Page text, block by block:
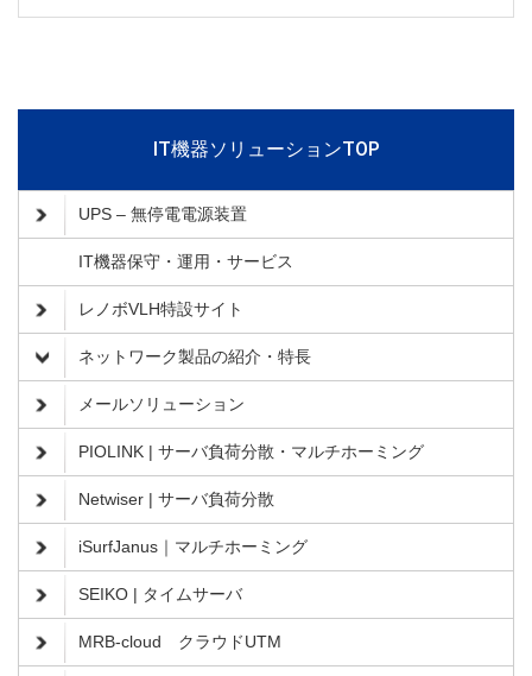
IT機器ソリューションTOP
UPS – 無停電電源装置
IT機器保守・運用・サービス
レノボVLH特設サイト
ネットワーク製品の紹介・特長
メールソリューション
PIOLINK | サーバ負荷分散・マルチホーミング
Netwiser | サーバ負荷分散
iSurfJanus｜マルチホーミング
SEIKO | タイムサーバ
MRB-cloud クラウドUTM